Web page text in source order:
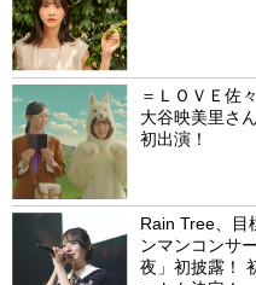
＝ＬＯＶＥ佐
大谷映美里さ
初出演！
Rain Tree、目
ンマンコンサ
夜」初披露！